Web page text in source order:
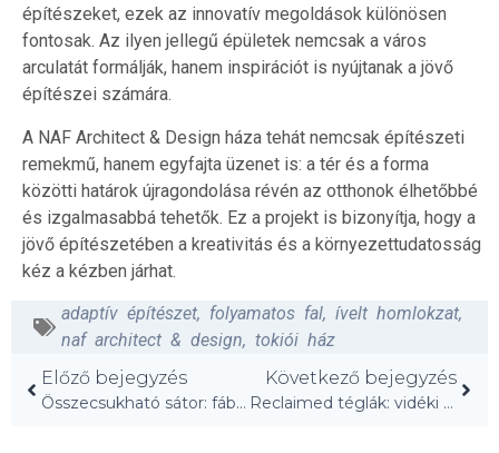
építészeket, ezek az innovatív megoldások különösen
fontosak. Az ilyen jellegű épületek nemcsak a város
arculatát formálják, hanem inspirációt is nyújtanak a jövő
építészei számára.
A NAF Architect & Design háza tehát nemcsak építészeti
remekmű, hanem egyfajta üzenet is: a tér és a forma
közötti határok újragondolása révén az otthonok élhetőbbé
és izgalmasabbá tehetők. Ez a projekt is bizonyítja, hogy a
jövő építészetében a kreativitás és a környezettudatosság
kéz a kézben járhat.
adaptív építészet, folyamatos fal, ívelt homlokzat,
naf architect & design, tokiói ház
Előző bejegyzés
Összecsukható sátor: fából készült szekrényből védőburok!
Következő bejegyzés
Reclaimed téglák: vidéki otthon az indiai mezőn